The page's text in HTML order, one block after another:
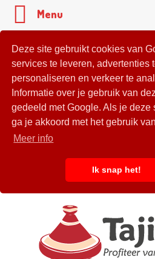
Deze site gebruikt cookies van
services te leveren, advertenties
personaliseren en verkeer te
Informatie over je gebruik van
gedeeld met Google. Als je deze
ga je akkoord met het gebruik
Meer info
Ik snap het!
Menu